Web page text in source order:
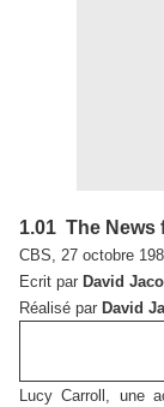
1.01 The News
CBS, 27 octobre
Ecrit par David
Réalisé par David
Lucy Carroll, une